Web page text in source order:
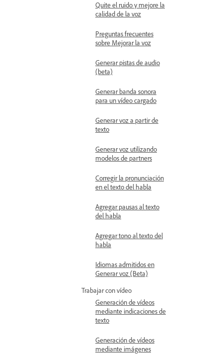
Quite el ruido y mejore la
calidad de la voz
Preguntas frecuentes
sobre Mejorar la voz
Generar pistas de audio
(beta)
Generar banda sonora
para un vídeo cargado
Generar voz a partir de
texto
Generar voz utilizando
modelos de partners
Corregir la pronunciación
en el texto del habla
Agregar pausas al texto
del habla
Agregar tono al texto del
habla
Idiomas admitidos en
Generar voz (Beta)
Trabajar con vídeo
Generación de vídeos
mediante indicaciones de
texto
Generación de vídeos
mediante imágenes